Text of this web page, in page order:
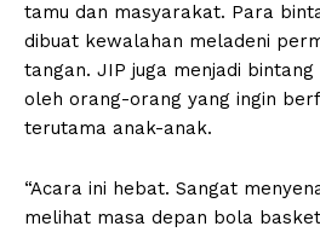
tamu dan masyarakat. Para
dibuat kewalahan meladeni
tangan. JIP juga menjadi
oleh orang-orang yang ingin
terutama anak-anak.
“Acara ini hebat. Sangat
melihat masa depan bola